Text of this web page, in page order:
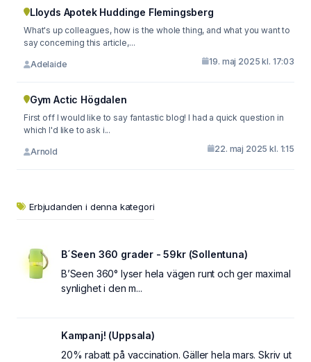
Lloyds Apotek Huddinge Flemingsberg
What's up colleagues, how is the whole thing, and what you want to
say concerning this article,...
Adelaide 19. maj 2025 kl. 17:03
Gym Actic Högdalen
First off I would like to say fantastic blog! I had a quick question in
which I'd like to ask i...
Arnold 22. maj 2025 kl. 1:15
Erbjudanden i denna kategori
B´Seen 360 grader - 59kr (Sollentuna)
B’Seen 360° lyser hela vägen runt och ger maximal
synlighet i den m...
Kampanj! (Uppsala)
20% rabatt på vaccination. Gäller hela mars. Skriv ut